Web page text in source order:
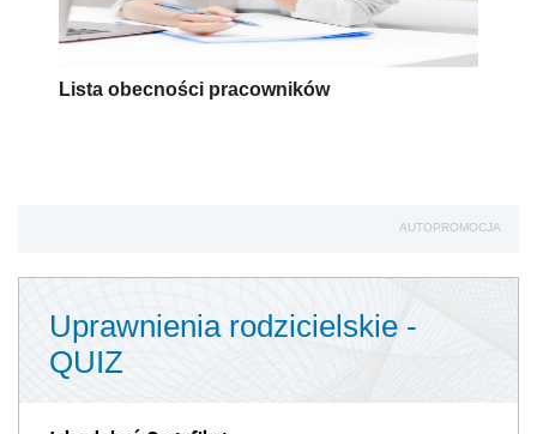
Lista obecności pracowników
AUTOPROMOCJA
Uprawnienia rodzicielskie -
QUIZ